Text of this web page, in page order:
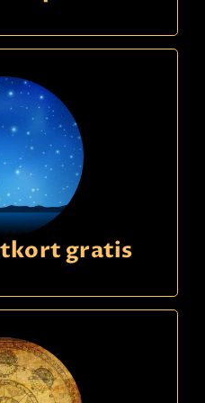
gratis